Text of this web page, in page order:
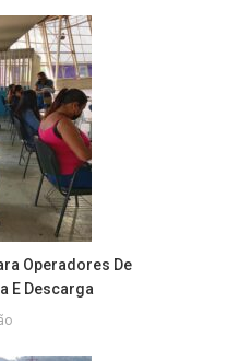
Operadores De
E Descarga